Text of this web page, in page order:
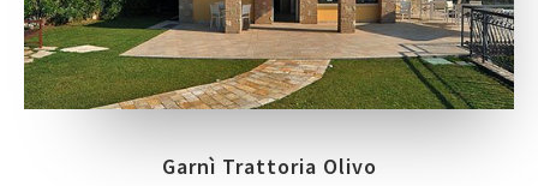
Garnì Trattoria Olivo